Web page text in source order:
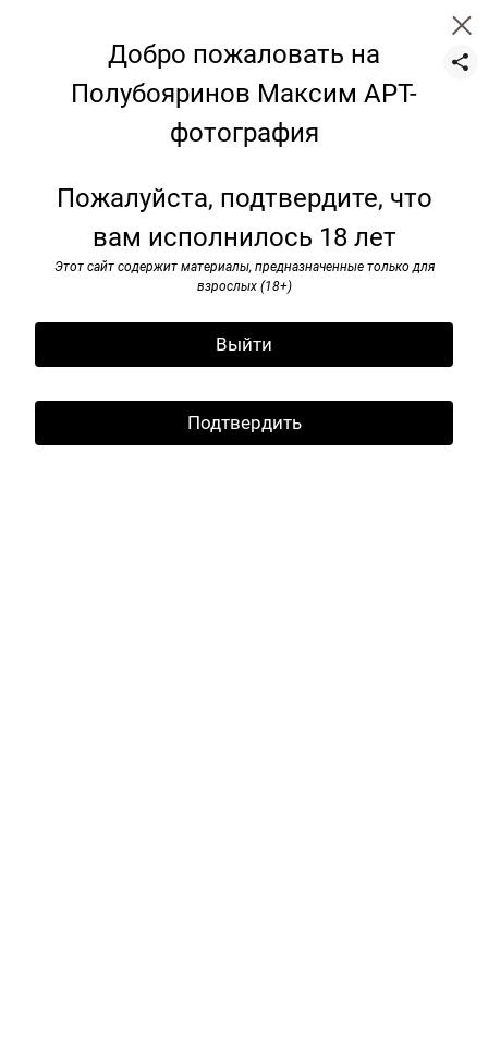
Добро пожаловать на
Полубояринов Максим АРТ-
фотография
Пожалуйста, подтвердите, что
вам исполнилось 18 лет
Этот сайт содержит материалы, предназначенные только для
взрослых (18+)
Выйти
Подтвердить
Портрет